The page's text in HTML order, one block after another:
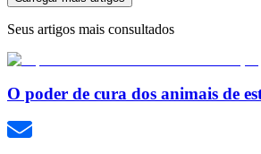
Seus artigos mais consultados
O poder de cura dos animais de